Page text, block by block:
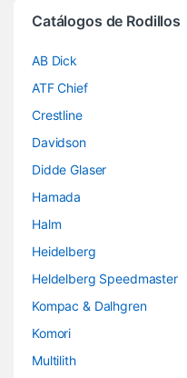
Catálogos de Rodillos
AB Dick
ATF Chief
Crestline
Davidson
Didde Glaser
Hamada
Halm
Heidelberg
Heldelberg Speedmaster
Kompac & Dalhgren
Komori
Multilith